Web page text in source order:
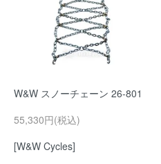
W&W スノーチェーン 26-801
55,330円(税込)
[W&W Cycles]